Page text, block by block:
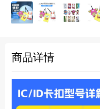
商品详情